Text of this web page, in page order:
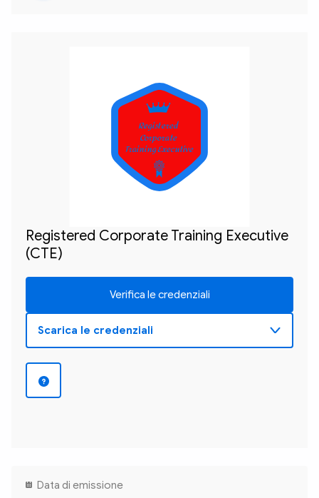
Registered
Corporate
Training Executive
Registered Corporate Training Executive
(CTE)
Verifica le credenziali
Data di emissione